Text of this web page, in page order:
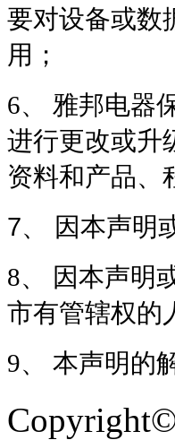
要对设备或数
用；
6、 雅邦电器
进行更改或升
资料和产品、
7、
因本声明
8、 因本声明
市有管辖权的
9、 本声明的